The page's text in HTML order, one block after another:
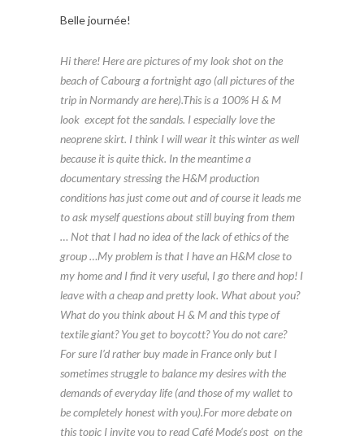
Belle journée!
Hi there! Here are pictures of my look shot on the
beach of Cabourg a fortnight ago (all pictures of the
trip in Normandy arehere).This is a 100% H & M
look except fot the sandals. I especially love the
neoprene skirt. I think I will wear it this winter as well
because it is quite thick. In the meantime a
documentary stressing the H&M production
conditions has just come out and of course it leads me
to ask myself questions about still buying from them
… Not that I had no idea of the lack of ethics of the
group …My problem is that I have an H&M close to
my home and I find it very useful, I go there and hop! I
leave with a cheap and pretty look. What about you?
What do you think about H & M and this type of
textile giant? You get to boycott? You do not care?
For sure I’d rather buy made in France only but I
sometimes struggle to balance my desires with the
demands of everyday life (and those of my wallet to
be completely honest with you).For more debate on
this topic I invite you to readCafé Mode‘s post on the